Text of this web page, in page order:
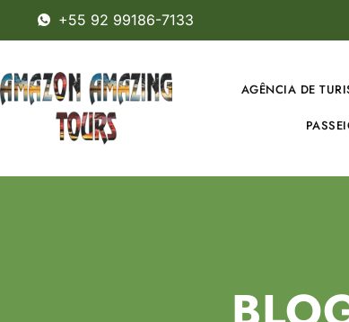
+55 92 99186-7133
AGÊNCIA DE